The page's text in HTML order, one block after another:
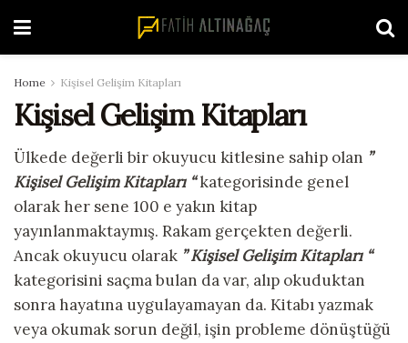
Home Kişisel Gelişim Kitapları
Kişisel Gelişim Kitapları
Ülkede değerli bir okuyucu kitlesine sahip olan ”
Kişisel Gelişim Kitapları “kategorisinde genel
olarak her sene 100 e yakın kitap
yayınlanmaktaymış. Rakam gerçekten değerli.
Ancak okuyucu olarak ” Kişisel Gelişim Kitapları “
kategorisini saçma bulan da var, alıp okuduktan
sonra hayatına uygulayamayan da. Kitabı yazmak
veya okumak sorun değil, işin probleme dönüştüğü